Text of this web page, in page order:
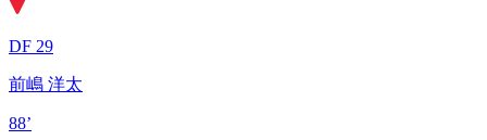
DF 29
前嶋 洋太
88’